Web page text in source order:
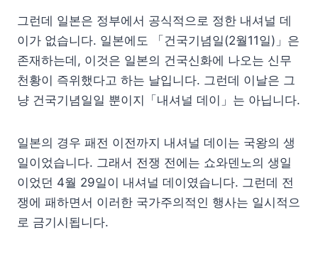
그런데 일본은 정부에서 공식적으로 정한 내셔널 데
이가 없습니다. 일본에도 「건국기념일(2월11일)」은
존재하는데, 이것은 일본의 건국신화에 나오는 신무
천황이 즉위했다고 하는 날입니다. 그런데 이날은 그
냥 건국기념일일 뿐이지「내셔널 데이」는 아닙니다.
일본의 경우 패전 이전까지 내셔널 데이는 국왕의 생
일이었습니다. 그래서 전쟁 전에는 쇼와덴노의 생일
이었던 4월 29일이 내셔널 데이였습니다. 그런데 전
쟁에 패하면서 이러한 국가주의적인 행사는 일시적으
로 금기시됩니다.